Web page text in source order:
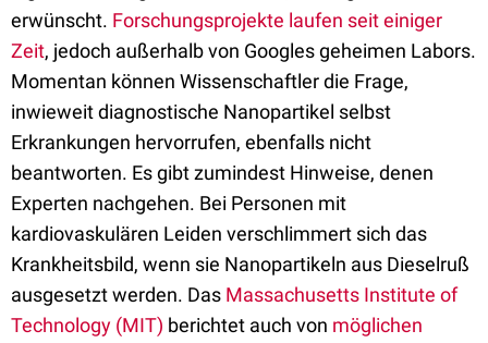
erwünscht. Forschungsprojekte laufen seit einiger
Zeit, jedoch außerhalb von Googles geheimen Labors.
Momentan können Wissenschaftler die Frage,
inwieweit diagnostische Nanopartikel selbst
Erkrankungen hervorrufen, ebenfalls nicht
beantworten. Es gibt zumindest Hinweise, denen
Experten nachgehen. Bei Personen mit
kardiovaskulären Leiden verschlimmert sich das
Krankheitsbild, wenn sie Nanopartikeln aus Dieselruß
ausgesetzt werden. Das Massachusetts Institute of
Technology (MIT) berichtet auch von möglichen